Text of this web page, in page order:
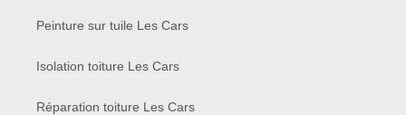
Peinture sur tuile Les Cars
Isolation toiture Les Cars
Réparation toiture Les Cars